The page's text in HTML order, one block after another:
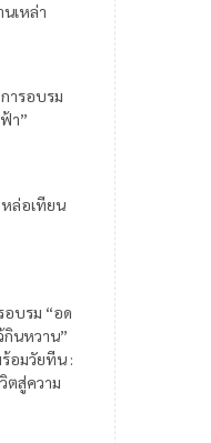
เหล่า
ารอบรม
า”
ล่อเทียน
อบรม “อด
กินหวาน”
อมวัยทีน :
ตสู่ความ